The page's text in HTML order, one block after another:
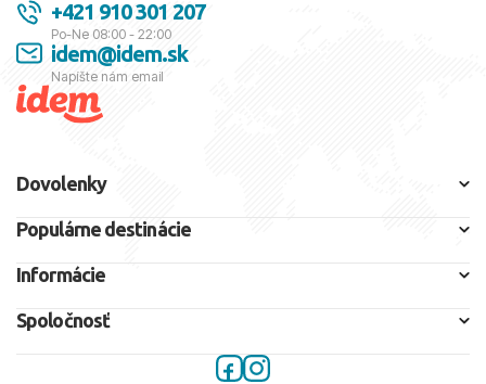
+421 910 301 207
Po-Ne 08:00 - 22:00
idem@idem.sk
Napíšte nám email
Dovolenky
Populárne destinácie
Informácie
Spoločnosť